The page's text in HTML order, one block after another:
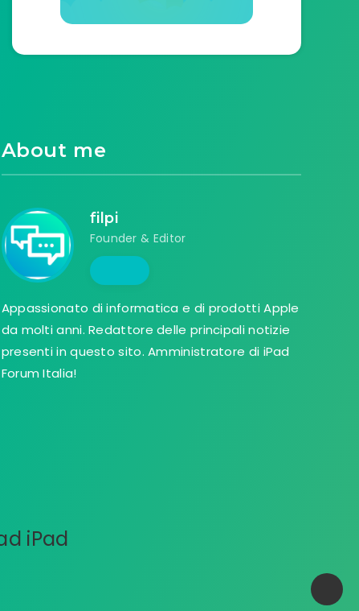
About me
filpi
Founder & Editor
Appassionato di informatica e di prodotti Apple
da molti anni. Redattore delle principali notizie
presenti in questo sito. Amministratore di iPad
Forum Italia!